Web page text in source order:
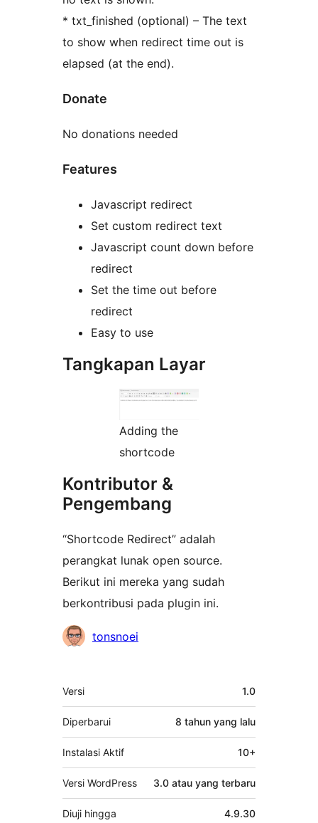
* txt_finished (optional) – The text
to show when redirect time out is
elapsed (at the end).
Donate
No donations needed
Features
Javascript redirect
Set custom redirect text
Javascript count down before
redirect
Set the time out before
redirect
Easy to use
Tangkapan Layar
Adding the
shortcode
Kontributor &
Pengembang
“Shortcode Redirect” adalah
perangkat lunak open source.
Berikut ini mereka yang sudah
berkontribusi pada plugin ini.
Kontributor
tonsnoei
Meta
Versi 1.0
Diperbarui 8 tahun yang lalu
Instalasi Aktif 10+
Versi WordPress 3.0 atau yang terbaru
Diuji hingga 4.9.30